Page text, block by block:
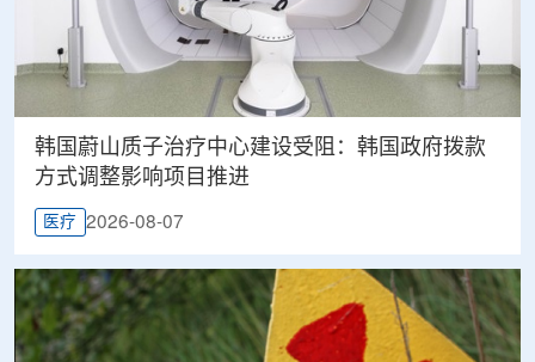
韩国蔚山质子治疗中心建设受阻：韩国政府拨款
方式调整影响项目推进
医疗 2026-08-07